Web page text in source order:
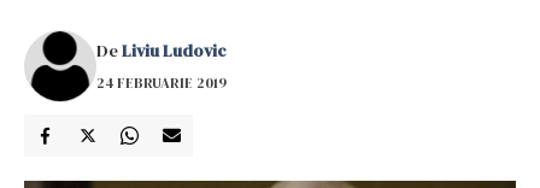
DeLiviu Ludovic
24 FEBRUARIE 2019